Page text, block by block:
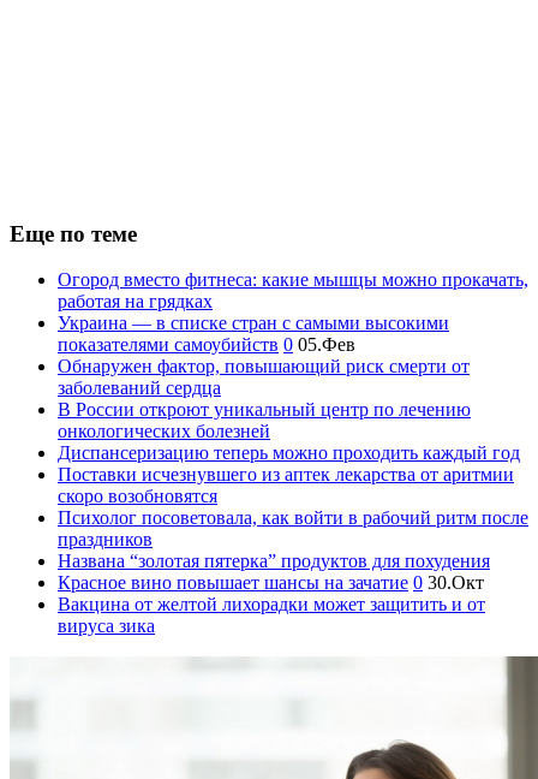
Еще по теме
Огород вместо фитнеса: какие мышцы можно прокачать,
работая на грядках
Украина — в списке стран с самыми высокими
показателями самоубийств 0 05.Фев
Обнаружен фактор, повышающий риск смерти от
заболеваний сердца
В России откроют уникальный центр по лечению
онкологических болезней
Диспансеризацию теперь можно проходить каждый год
Поставки исчезнувшего из аптек лекарства от аритмии
скоро возобновятся
Психолог посоветовала, как войти в рабочий ритм после
праздников
Названа “золотая пятерка” продуктов для похудения
Красное вино повышает шансы на зачатие 0 30.Окт
Вакцина от желтой лихорадки может защитить и от
вируса зика